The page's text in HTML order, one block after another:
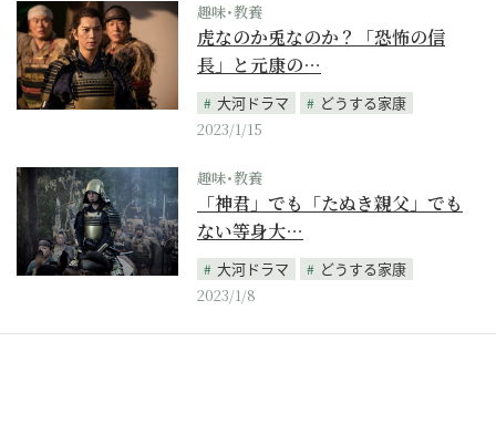
趣味･教養
虎なのか兎なのか？「恐怖の信
長」と元康の…
大河ドラマ
どうする家康
2023/1/15
趣味･教養
「神君」でも「たぬき親父」でも
ない等身大…
大河ドラマ
どうする家康
2023/1/8